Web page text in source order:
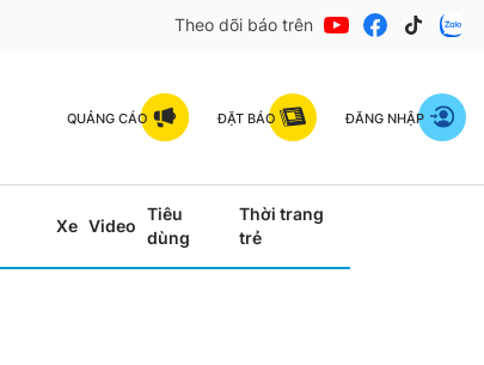
Theo dõi báo trên
QUẢNG CÁO ĐẶT BÁO ĐĂNG NHẬP
Xe Video
Tiêu
dùng
Thời trang
trẻ